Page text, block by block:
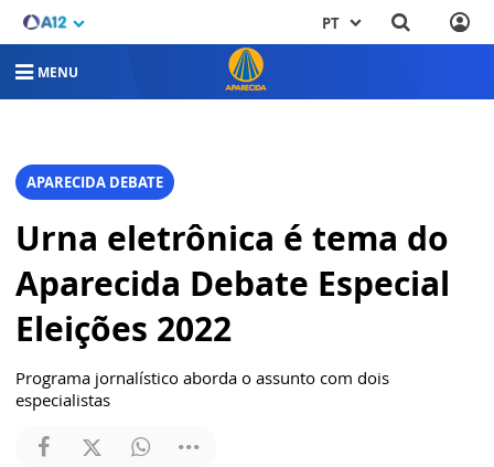
PT
MENU
APARECIDA DEBATE
Urna eletrônica é tema do
Aparecida Debate Especial
Eleições 2022
Programa jornalístico aborda o assunto com dois
especialistas